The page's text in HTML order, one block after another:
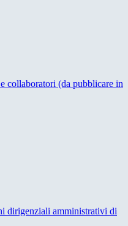
collaboratori (da pubblicare in
dirigenziali amministrativi di